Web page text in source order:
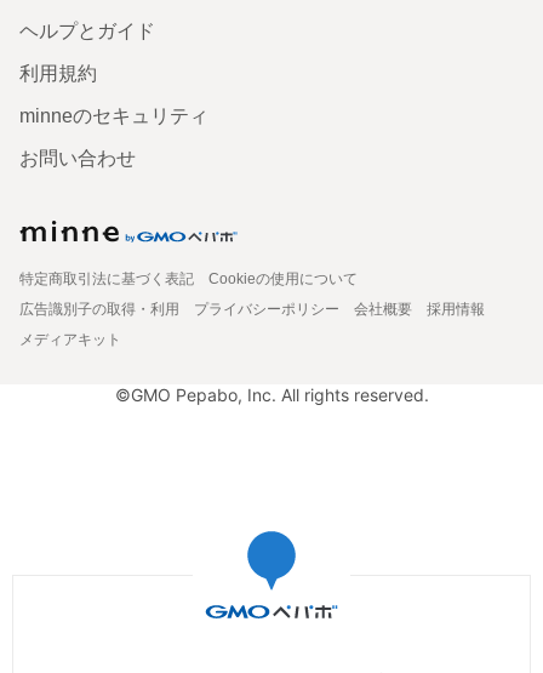
ヘルプとガイド
利用規約
minneのセキュリティ
お問い合わせ
特定商取引法に基づく表記
Cookieの使用について
広告識別子の取得・利用
プライバシーポリシー 会社概要
採用情報
メディアキット
©GMO Pepabo, Inc. All rights reserved.